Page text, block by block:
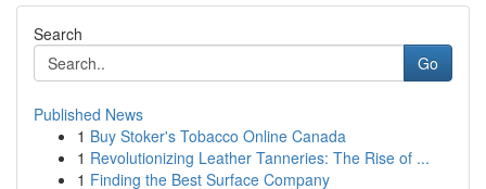
Search
Go
Published News
1 Buy Stoker's Tobacco Online Canada
1 Revolutionizing Leather Tanneries: The Rise of ...
1 Finding the Best Surface Company